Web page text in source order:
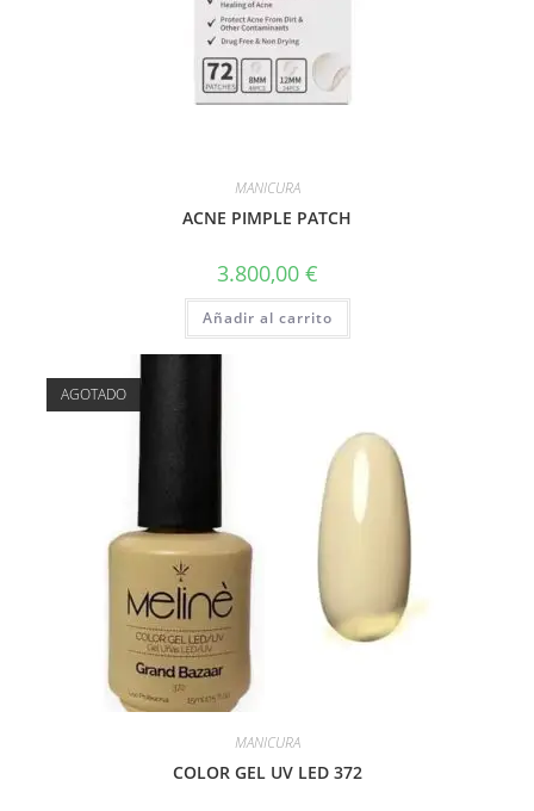
MANICURA
ACNE PIMPLE PATCH
3.800,00 €
Añadir al carrito
AGOTADO
MANICURA
COLOR GEL UV LED 372